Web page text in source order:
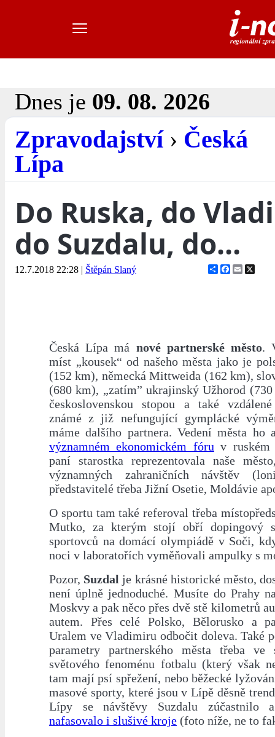
Dnes je 09. 08. 2026
Zpravodajství› Česká
Lípa
Do Ruska, do
do Suzdalu, do…
12.7.2018 22:28 | Štěpán Slaný ShareFacebook
Email
Česká Lípa má nové partnerské město.
míst „kousek“ od našeho města jako je
(152 km), německá Mittweida (162 km),
(680 km), „zatím” ukrajinský Užhorod
československou stopou a také
známé z již nefungující gymplácké
máme dalšího partnera. Vedení města ho
významném ekonomickém fóruv ruském
paní starostka reprezentovala naše
významných zahraničních návštěv
představitelé třeba Jižní Osetie, Moldávie
O sportu tam také referoval třeba
Mutko, za kterým stojí obří dopingový
sportovců na domácí olympiádě v Soči,
noci v laboratořích vyměňovali ampulky s
Pozor, Suzdal je krásné historické město,
není úplně jednoduché. Musíte do Prahy
Moskvy a pak něco přes dvě stě kilometrů
autem. Přes celé Polsko, Bělorusko a
Uralem ve Vladimiru odbočit doleva. Také
parametry partnerského města třeba
světového fenoménu fotbalu (který však
tam mají psí spřežení, nebo běžecké
masové sporty, které jsou v Lípě děsně
Lípy se návštěvy Suzdalu zúčastnilo
nafasovalo i slušivé kroje (foto níže, ne to